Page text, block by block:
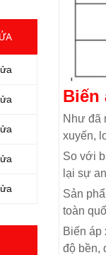
Biến
Như đã
xuyến,
So với
lại sự
Sản
toàn
Biến áp
độ bền,